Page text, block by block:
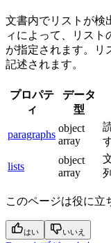
文書内でリストが検
ィによって、リスト
が指定されます。リ
記述されます。
プロパテ
ィ
データ
型
paragraphs
object
array
lists
object
array
このページは役に立
はい いいえ